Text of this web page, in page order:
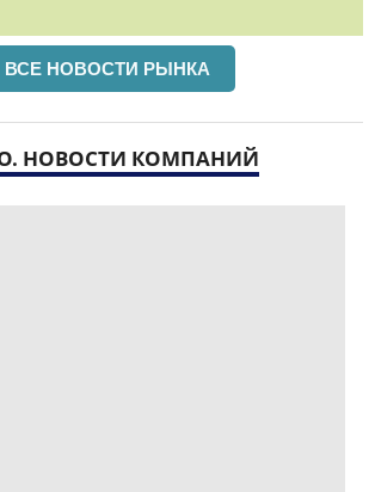
ВСЕ НОВОСТИ РЫНКА
НОВОСТИ КОМПАНИЙ